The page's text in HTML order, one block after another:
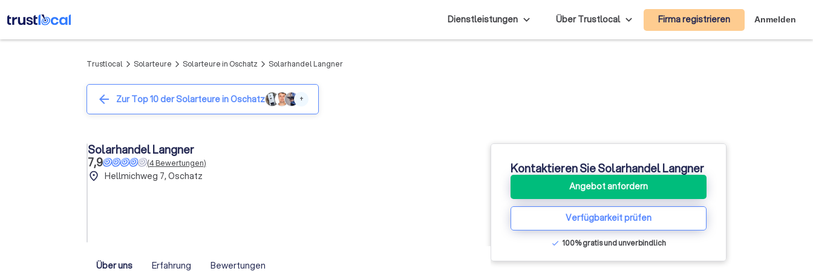
Dienstleistungen Über Trustlocal Firma registrieren Anmelden
Trustlocal arrow_forward_ios Solarteure arrow_forward_ios Solarteure in Oschatz arrow_forward_ios Solarhandel Langner
arrow_back Zur Top 10 der Solarteure in Oschatz +
Solarhandel Langner
7,9
(4Bewertungen)
place Hellmichweg 7, Oschatz
Über uns Erfahrung Bewertungen
Kontaktieren Sie Solarhandel Langner
Angebot anfordern
Verfügbarkeit prüfen
check 100% gratis und unverbindlich